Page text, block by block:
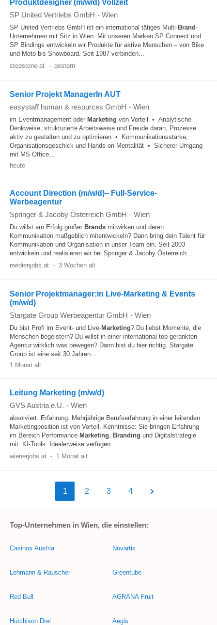
Produktdesigner (m/w/d) Vollzeit
SP United Vertriebs GmbH - Wien
SP United Vertriebs GmbH ist ein international tätiges Multi-Brand-
Unternehmen mit Sitz in Wien. Mit unseren Marken SP Connect und
SP Bindings entwickeln wir Produkte für aktive Menschen – von Bike
und Moto bis Snowboard. Seit 1987 verbinden...
stepstone.at - gestern
Senior Projekt ManagerIn AUT
easystaff human & resources GmbH - Wien
im Eventmanagement oder Marketing von Vorteil • Analytische
Denkweise, strukturierte Arbeitsweise und Freude daran, Prozesse
aktiv zu gestalten und zu optimieren • Kommunikationsstärke,
Organisationsgeschick und Hands-on-Mentalität • Sicherer Umgang
mit MS Office...
heute
Account Direction (m/w/d)– Full-Service-
Werbeagentur
Springer & Jacoby Österreich GmbH - Wien
Du willst am Erfolg großer Brands mitwirken und deren
Kommunikation maßgeblich mitentwickeln? Dann bring dein Talent für
Kommunikation und Organisation in unser Team ein. Seit 2003
entwickeln und realisieren wir bei Springer & Jacoby Österreich...
medienjobs.at - 3 Wochen alt
Senior Projektmanager:in Live-Marketing & Events
(m/w/d)
Stargate Group Werbeagentur GmbH - Wien
Du bist Profi im Event- und Live-Marketing? Du liebst Momente, die
Menschen begeistern? Du willst in einer international top-gerankten
Agentur wirklich was bewegen? Dann bist du hier richtig. Stargate
Group ist eine seit 30 Jahren...
1 Monat alt
Leitung Marketing (m/w/d)
GVS Austria e.U. - Wien
absolviert. Erfahrung: Mehrjährige Berufserfahrung in einer leitenden
Marketingposition ist von Vorteil. Kenntnisse: Sie bringen Erfahrung
im Bereich Performance Marketing, Branding und Digitalstrategie
mit. KI-Tools: Idealerweise verfügen...
wienerjobs.at - 1 Monat alt
1 2 3 4
Top-Unternehmen in Wien, die einstellen:
Casinos Austria
Lohmann & Rauscher
Red Bull
Hutchison Drei
Novartis
Greentube
AGRANA Fruit
Aegis